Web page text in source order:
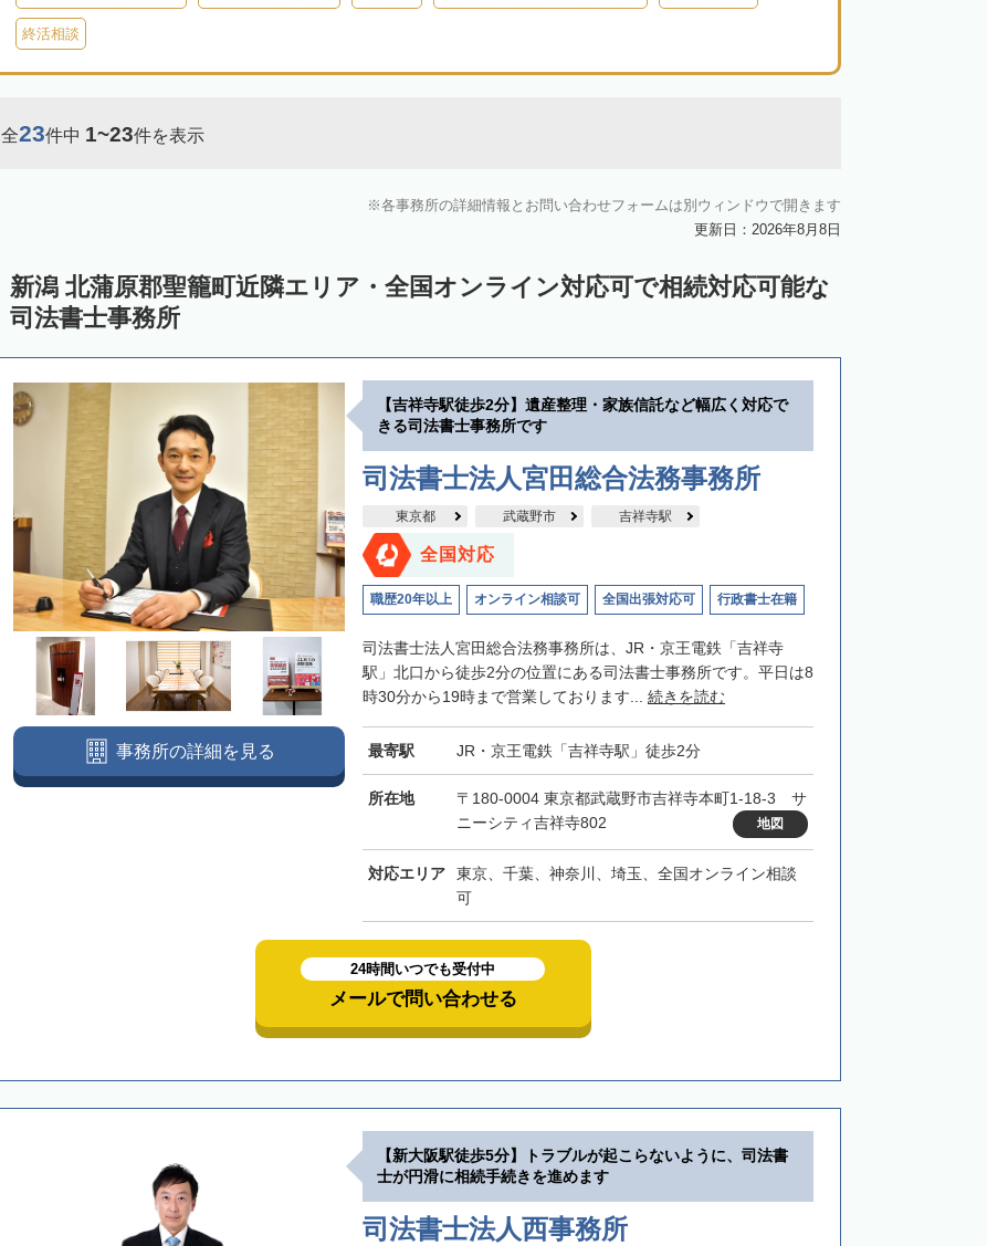
終活相談
全23件中 1~23件を表示
各事務所の詳細情報とお問い合わせフォームは別ウィンドウで開きます
更新日：2026年8月8日
新潟 北蒲原郡聖籠町近隣エリア・全国オンライン対応可で相続対応可能な
司法書士事務所
【吉祥寺駅徒歩2分】遺産整理・家族信託など幅広く対応で
きる司法書士事務所です
司法書士法人宮田総合法務事務所
東京都 武蔵野市 吉祥寺駅
全国対応
職歴20年以上 オンライン相談可 全国出張対応可 行政書士在籍
司法書士法人宮田総合法務事務所は、JR・京王電鉄「吉祥寺
駅」北口から徒歩2分の位置にある司法書士事務所です。平日は8
時30分から19時まで営業しております... 続きを読む
最寄駅 JR・京王電鉄「吉祥寺駅」徒歩2分
所在地
〒180-0004 東京都武蔵野市吉祥寺本町1-18-3 サ
ニーシティ吉祥寺802
地図
対応エリア
東京、千葉、神奈川、埼玉、全国オンライン相談
可
事務所の詳細を見る
24時間いつでも受付中
メールで問い合わせる
【新大阪駅徒歩5分】トラブルが起こらないように、司法書
士が円滑に相続手続きを進めます
司法書士法人西事務所